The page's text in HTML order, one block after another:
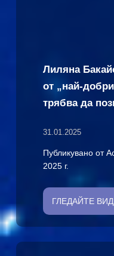
Лиляна
от „най-
трябва да
31.01.2025
Публикувано от
2025 г.
ГЛЕДАЙТЕ